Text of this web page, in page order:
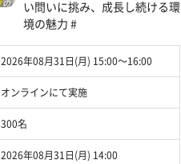
い問いに挑み、成長し続ける環
境の魅力 #
2026年08月31日(月) 15:00〜16:00
オンラインにて実施
300名
2026年08月31日(月) 14:00